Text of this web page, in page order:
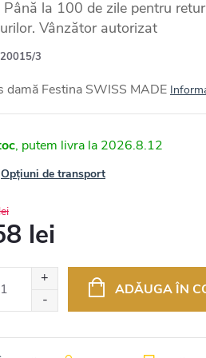
Până la 100 de zile pentru
Vânzător autorizat
20015/3
damă Festina SWISS MADE
2026.8.12
Opțiuni de transport
lei
ADĂUGA ÎN